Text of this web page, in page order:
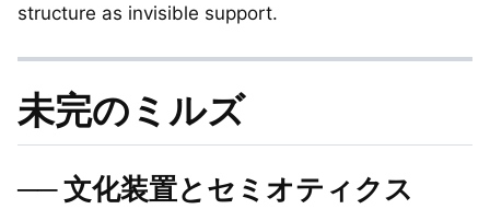
structure as invisible support.
未完のミルズ
── 文化装置とセミオティクス